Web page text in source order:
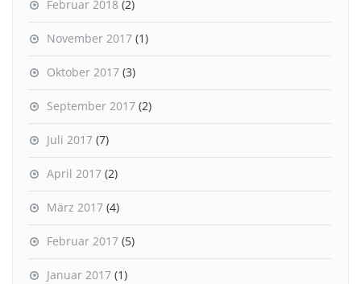
Februar 2018 (2)
November 2017 (1)
Oktober 2017 (3)
September 2017 (2)
Juli 2017 (7)
April 2017 (2)
März 2017 (4)
Februar 2017 (5)
Januar 2017 (1)